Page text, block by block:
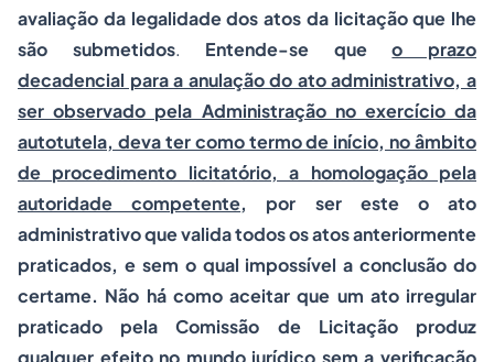
avaliação da legalidade dos atos da licitação que lhe
são submetidos. Entende-se queo prazo
decadencial para a anulação do ato administrativo, a
ser observado pela Administração no exercício da
autotutela, deva ter como termo de início, no âmbito
de procedimento licitatório, a homologação pela
autoridade competente, por ser este o ato
administrativo que valida todos os atos anteriormente
praticados, e sem o qual impossível a conclusão do
certame. Não há como aceitar que um ato irregular
praticado pela Comissão de Licitação produz
qualquer efeito no mundo jurídico sem a verificação